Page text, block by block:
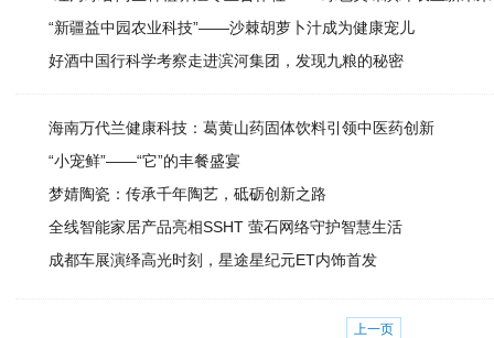
“新疆益中园农业科技”——沙棘胡萝卜汁成为健康宠儿
好酒中国行科学考察走进滨河集团，发现九粮的秘密
海南万代兰健康科技：葛黄山药固体饮料引领中医药创新
“小宠鲜”——“它”的丰餐盛宴
梦婧陶瓷：传承千年陶艺，砥砺创新之路
全线智能家居产品亮相SSHT 萤石网络守护智慧生活
成都车展演绎高光时刻，星途星纪元ET内饰首发
上一页